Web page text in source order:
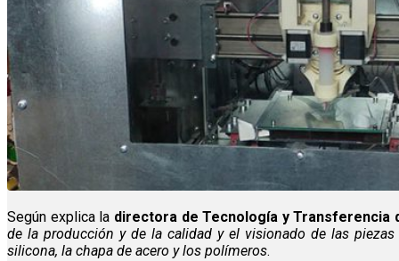
Según explica la directora de Tecnología y Transferencia
de la producción y de la calidad y el visionado de las
silicona, la chapa de acero y los polímeros.